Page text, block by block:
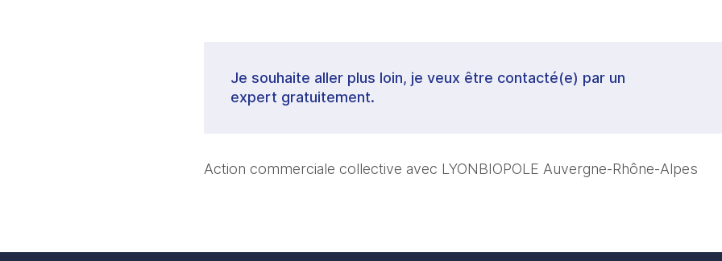
Je souhaite aller plus loin, je veux être contacté(e) par un
expert gratuitement.
Action commerciale collective avec LYONBIOPOLE Auvergne-Rhône-Alpes